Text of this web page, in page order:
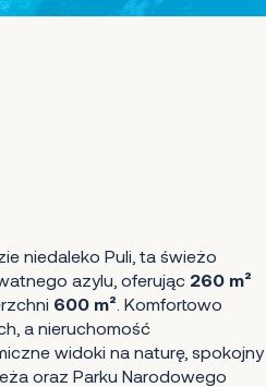
niedaleko Puli, ta świeżo
azylu, oferując 260 m²
600 m² . Komfortowo
a nieruchomość
widoki na naturę, spokojny
oraz Parku Narodowego